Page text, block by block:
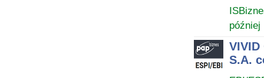
później
S.A.